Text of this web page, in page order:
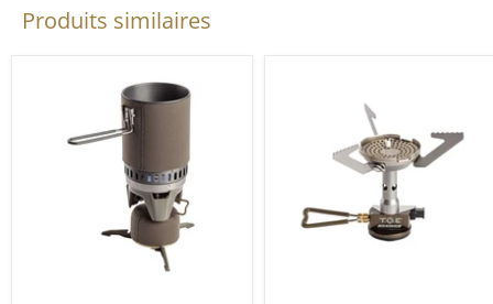
Produits similaires